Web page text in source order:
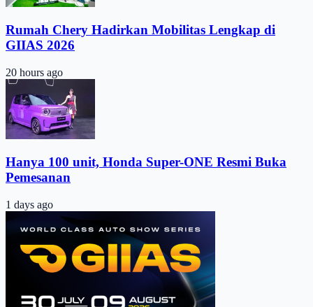
Rumah Chery Hadirkan Mobilitas Lengkap di
GIIAS 2026
20 hours ago
Hanya 100 unit, Honda Super-ONE Resmi Buka
Pemesanan
1 days ago